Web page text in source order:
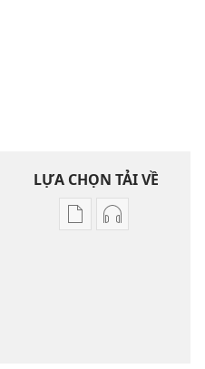
LỰA CHỌN TẢI VỀ
Tùy
Tùy